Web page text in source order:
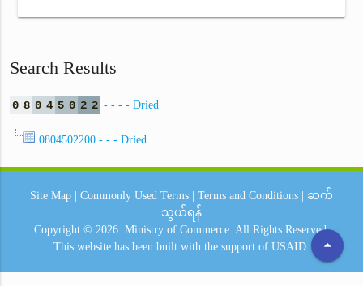
Search Results
0 8 0 4 5 0 2 2 - - - - Dried
0804502200 - - - Dried
arrow_drop_up
Site Map Commonly Used Terms Terms and Conditions
ဆက်
သွယ်ရန်
Copyright © 2026. Ministry of Commerce. All Rights Reserved.
This website has been built with the support of USAID.